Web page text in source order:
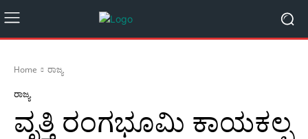
Home ರಾಜ್ಯ
ರಾಜ್ಯ
ವೃತ್ತಿ ರಂಗಭೂಮಿ ಕಾಯಕಲ್ಪ